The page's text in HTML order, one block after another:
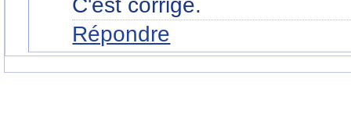
C'est corrigé.
Répondre